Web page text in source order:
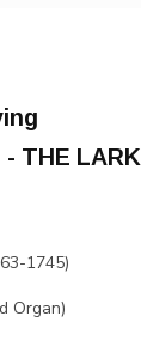
- THE LARK
1745)
Organ)